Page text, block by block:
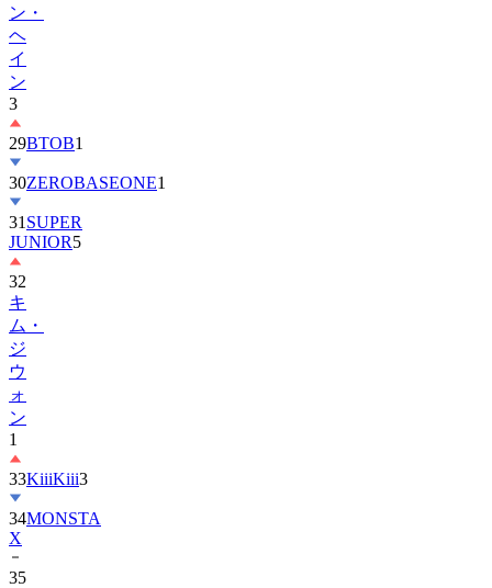
ン・
ヘ
イ
ン
3
29BTOB1
30ZEROBASEONE1
31 SUPER
JUNIOR5
32
キ
ム・
ジ
ウ
ォ
ン
1
33KiiiKiii3
34MONSTA
X
35